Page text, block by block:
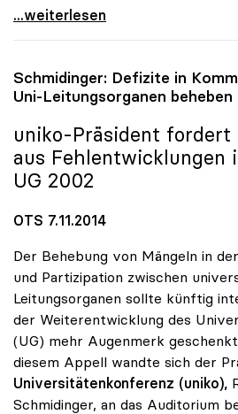
Ö1-Hörsaal: Bisher 130 Ideen
...weiterlesen
Schmidinger: Defizite in
Uni-Leitungsorganen beheben
uniko-Präsident fordert
aus Fehlentwicklungen
UG 2002
OTS 7.11.2014
Der Behebung von Mängeln in
und Partizipation zwischen
Leitungsorganen sollte künftig
der Weiterentwicklung des
(UG) mehr Augenmerk
diesem Appell wandte sich der
Universitätenkonferenz (uniko),
Schmidinger, an das Auditorium